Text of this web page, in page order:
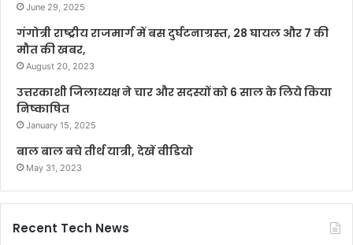
June 29, 2025
गंगोत्री राष्ट्रीय राजमार्ग में बस दुर्घटनाग्रस्त, 28 घायल और 7 की
मौत की खबर,
August 20, 2023
उत्तरकाशी जिलाध्यक्ष ने चार और सदस्यों को 6 साल के लिये किया
निष्काषित
January 15, 2025
बाल बाल बचे तीर्थ यात्री, देखें वीडियो
May 31, 2023
Recent Tech News